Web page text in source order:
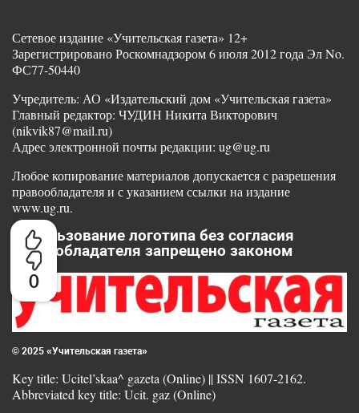
0
Сетевое издание «Учительская газета» 12+
Зарегистрировано Роскомнадзором 6 июля 2012 года Эл No.
ФС77-50440
Учредитель: АО «Издательский дом «Учительская газета»
Главный редактор: ЧУДИН Никита Викторович
(nikvik87@mail.ru)
Адрес электронной почты редакции: ug@ug.ru
Любое копирование материалов допускается с разрешения
правообладателя и с указанием ссылки на издание
www.ug.ru.
Использование логотипа без согласия
правообладателя запрещено законом
© 2025 «Учительская газета»
Key title: Ucitel’skaa^ gazeta (Online) || ISSN 1607-2162.
Abbreviated key title: Ucit. gaz (Online)